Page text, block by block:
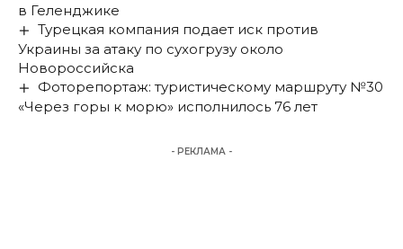
в Геленджике
Турецкая компания подает иск против
Украины за атаку по сухогрузу около
Новороссийска
Фоторепортаж: туристическому маршруту №30
«Через горы к морю» исполнилось 76 лет
- РЕКЛАМА -